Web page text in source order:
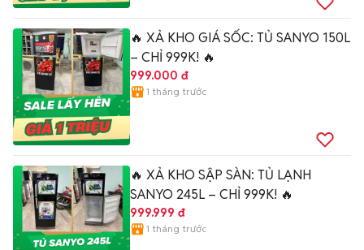
🔥 XẢ KHO GIÁ SỐC: TỦ SANYO 150L
– CHỈ 999K! 🔥
999.000 đ
1 tháng trước
🔥 XẢ KHO SẬP SÀN: TỦ LẠNH
SANYO 245L – CHỈ 999K! 🔥
999.999 đ
1 tháng trước